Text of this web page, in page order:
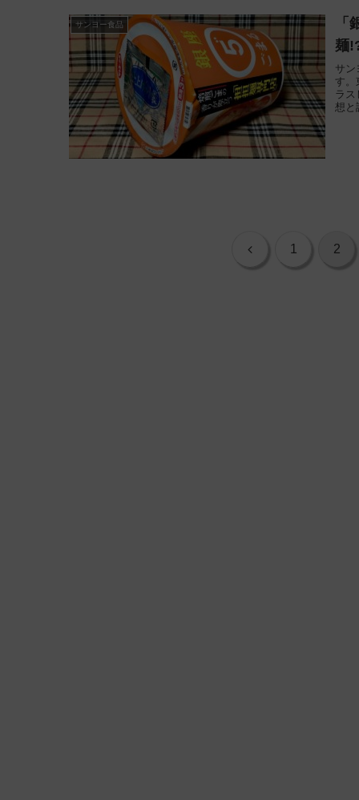
サンヨー食品
麺
サン
す。
ラス
想と
前 1 2